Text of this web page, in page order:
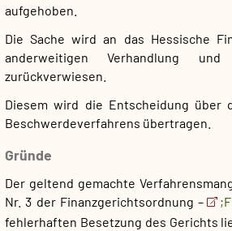
aufgehoben.
Die Sache wird an das Hessische
anderweitigen Verhandlung und
zurückverwiesen.
Diesem wird die Entscheidung über
Beschwerdeverfahrens übertragen.
Gründe
Der geltend gemachte
Nr. 3 der Finanzgerichtsordnung –
fehlerhaften Besetzung des Gerichts